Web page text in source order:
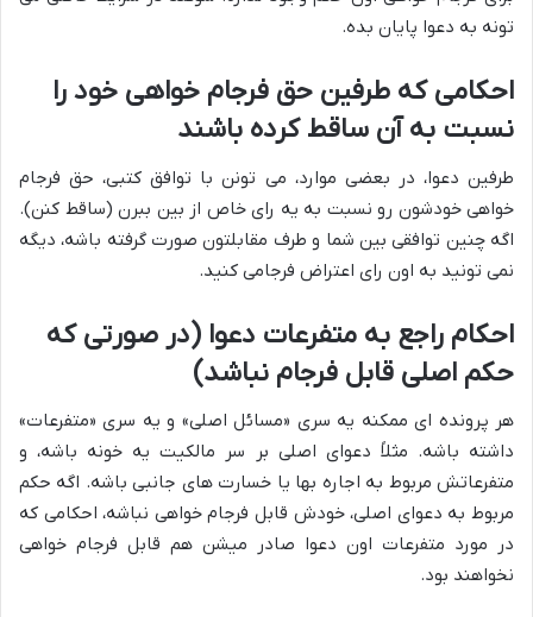
تونه به دعوا پایان بده.
احکامی که طرفین حق فرجام خواهی خود را
نسبت به آن ساقط کرده باشند
طرفین دعوا، در بعضی موارد، می تونن با توافق کتبی، حق فرجام
خواهی خودشون رو نسبت به یه رای خاص از بین ببرن (ساقط کنن).
اگه چنین توافقی بین شما و طرف مقابلتون صورت گرفته باشه، دیگه
نمی تونید به اون رای اعتراض فرجامی کنید.
احکام راجع به متفرعات دعوا (در صورتی که
حکم اصلی قابل فرجام نباشد)
هر پرونده ای ممکنه یه سری «مسائل اصلی» و یه سری «متفرعات»
داشته باشه. مثلاً دعوای اصلی بر سر مالکیت یه خونه باشه، و
متفرعاتش مربوط به اجاره بها یا خسارت های جانبی باشه. اگه حکم
مربوط به دعوای اصلی، خودش قابل فرجام خواهی نباشه، احکامی که
در مورد متفرعات اون دعوا صادر میشن هم قابل فرجام خواهی
نخواهند بود.